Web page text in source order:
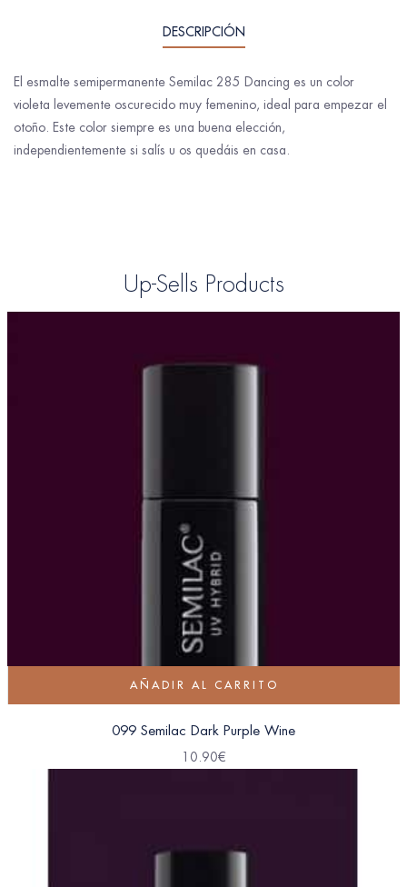
DESCRIPCIÓN
El esmalte semipermanente Semilac 285 Dancing es un color
violeta levemente oscurecido muy femenino, ideal para empezar el
otoño. Este color siempre es una buena elección,
independientemente si salís u os quedáis en casa.
Up-Sells Products
AÑADIR AL CARRITO
099 Semilac Dark Purple Wine
10.90€